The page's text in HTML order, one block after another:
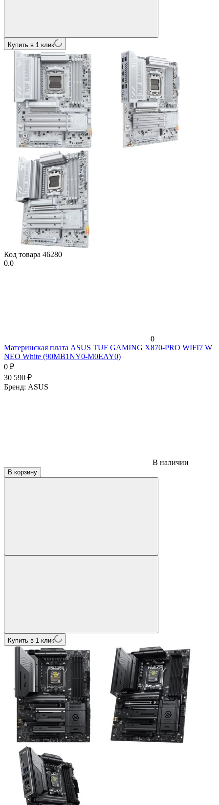
Купить в 1 клик
Код товара 46280
0.0
0
Материнская плата ASUS TUF GAMING X870-PRO WIFI7 W
NEO White (90MB1NY0-M0EAY0)
0 ₽
30 590 ₽
Бренд: ASUS
В наличии
В корзину
Купить в 1 клик